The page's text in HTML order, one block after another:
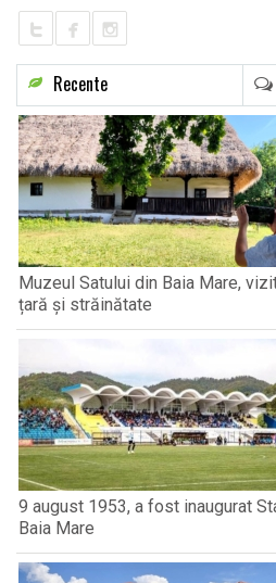
Recente
Muzeul Satului din Baia Mare,
țară și străinătate
9 august 1953, a fost inaugurat
Baia Mare